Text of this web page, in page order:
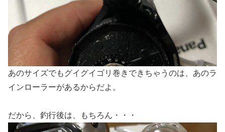
あのサイズでもグイグイゴリ巻きできちゃうのは、あのラ
インローラーがあるからだよ。
だから、釣行後は、もちろん・・・